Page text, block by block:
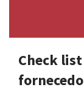
Check